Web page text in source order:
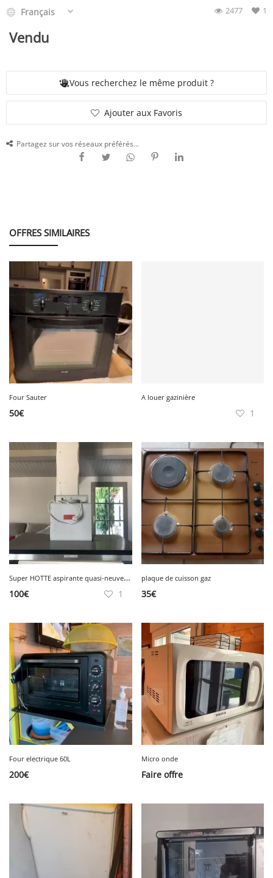
Français
1
2477
Français
Vendu
Vous recherchez le même produit ?
Ajouter aux Favoris
Partagez sur vos réseaux préférés...
OFFRES SIMILAIRES
Four Sauter
50€
A louer gazinière
1
S
uper HOTTE aspirante quasi-neuve SIEMENS, Très Bon Etat
100€ 1
plaque de cuisson gaz
35€
Four electrique 60L
200€
Micro onde
Faire offre